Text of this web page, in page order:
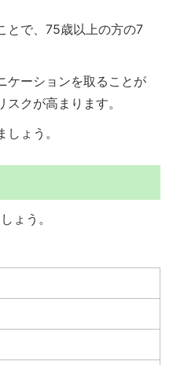
とで、75歳以上の方の7
ケーションを取ることが
クが高まります。
ょう。
ょう。